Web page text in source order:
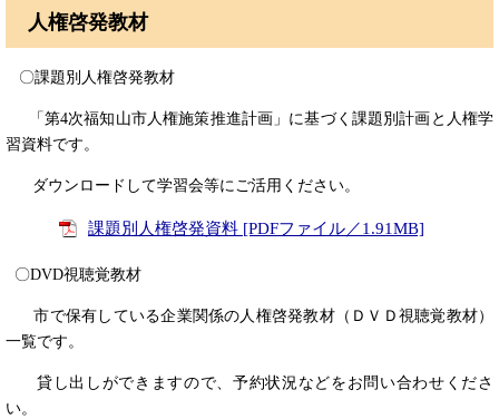
人権啓発教材
〇課題別人権啓発教材
「第4次福知山市人権施策推進計画」に基づく課題別計画と人権学
習資料です。
ダウンロードして学習会等にご活用ください。
課題別人権啓発資料 [PDFファイル／1.91MB]
〇DVD視聴覚教材
市で保有している企業関係の人権啓発教材（ＤＶＤ視聴覚教材）
一覧です。
貸し出しができますので、予約状況などをお問い合わせくださ
い。